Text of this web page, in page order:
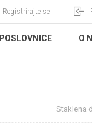
Registrirajte se
POSLOVNICE O
Staklena